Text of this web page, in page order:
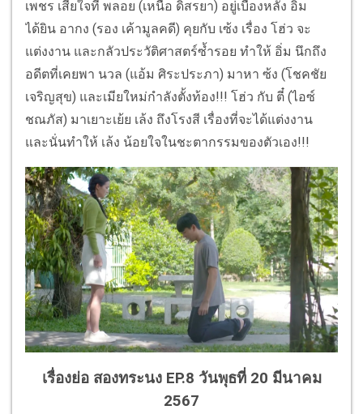
เพชร เสียใจที่ พลอย (เหนือ ดิสรยา) อยู่เบื้องหลัง อิ่ม
ได้ยิน อากง (รอง เค้ามูลคดี) คุยกับ เซ้ง เรื่อง โฮ่ว จะ
แต่งงาน และกลัวประวัติศาสตร์ซ้ำรอย ทำให้ อิ่ม นึกถึง
อดีตที่เคยพา นวล (แอ้ม ศิระประภา) มาหา ซ้ง (โชคชัย
เจริญสุข) และเมียใหม่กำลังตั้งท้อง!!! โฮ่ว กับ ตี๋ (ไอซ์
ชณภัส) มาเยาะเย้ย เล้ง ถึงโรงสี เรื่องที่จะได้แต่งงาน
และนั่นทำให้ เล้ง น้อยใจในชะตากรรมของตัวเอง!!!
เรื่องย่อ สองทระนง EP.8 วันพุธที่ 20 มีนาคม
2567